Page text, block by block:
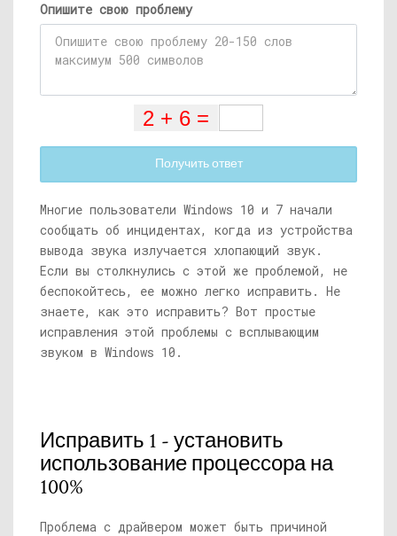
Опишите свою проблему
Получить ответ
Многие пользователи Windows 10 и 7 начали
сообщать об инцидентах, когда из устройства
вывода звука излучается хлопающий звук.
Если вы столкнулись с этой же проблемой, не
беспокойтесь, ее можно легко исправить. Не
знаете, как это исправить? Вот простые
исправления этой проблемы с всплывающим
звуком в Windows 10.
Исправить 1 - установить
использование процессора на
100%
Проблема с драйвером может быть причиной